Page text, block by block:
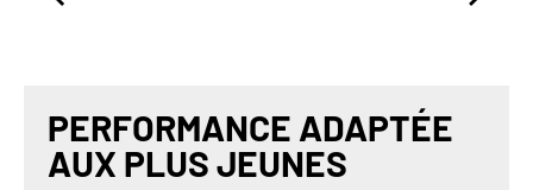
PERFORMANCE ADAPTÉE
AUX PLUS JEUNES